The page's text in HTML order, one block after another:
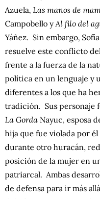
Azuela, Las manos de
Campobello y Al filo del
Yáñez. Sin embargo,
resuelve este conflicto
frente a la fuerza de la
política en un lenguaje y
diferentes a los que ha
tradición. Sus personaje
La Gorda Nayuc, esposa
hija que fue violada por
durante otro huracán,
posición de la mujer en
patriarcal. Ambas
de defensa para ir más